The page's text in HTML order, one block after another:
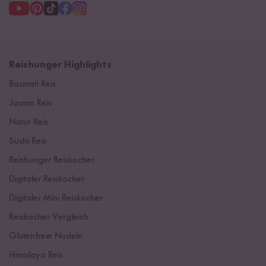
Reishunger Highlights
Basmati Reis
Jasmin Reis
Natur Reis
Sushi Reis
Reishunger Reiskocher
Digitaler Reiskocher
Digitaler Mini Reiskocher
Reiskocher Vergleich
Glutenfreie Nudeln
Himalaya Reis